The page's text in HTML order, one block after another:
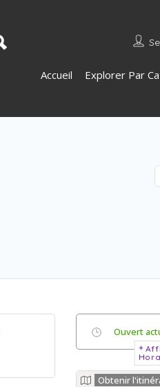
Accueil Explorer Par
Ouvert
Obtenir